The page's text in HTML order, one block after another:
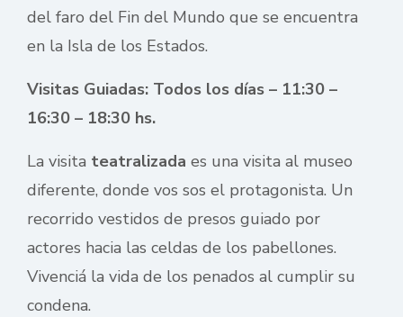
del faro del Fin del Mundo que se encuentra
en la Isla de los Estados.
Visitas Guiadas: Todos los días – 11:30 –
16:30 – 18:30 hs.
La visita teatralizada es una visita al museo
diferente, donde vos sos el protagonista. Un
recorrido vestidos de presos guiado por
actores hacia las celdas de los pabellones.
Vivenciá la vida de los penados al cumplir su
condena.